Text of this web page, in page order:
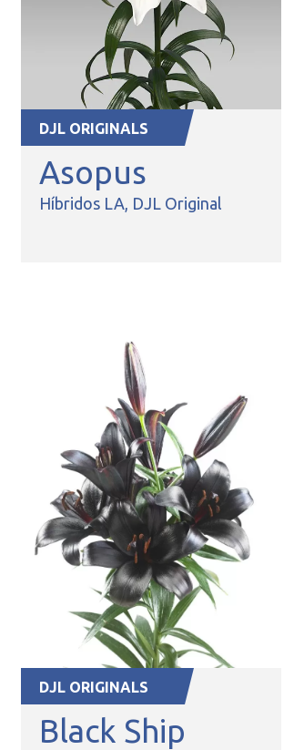
DJL ORIGINALS
Asopus
Híbridos LA DJL Original
DJL ORIGINALS
Black Ship